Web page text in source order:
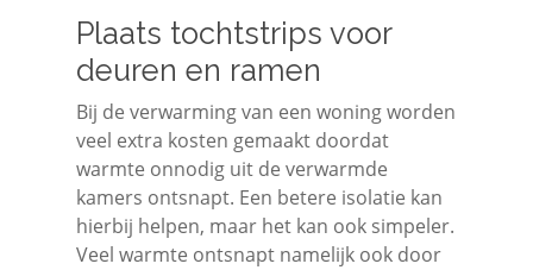
Plaats tochtstrips voor
deuren en ramen
Bij de verwarming van een woning worden
veel extra kosten gemaakt doordat
warmte onnodig uit de verwarmde
kamers ontsnapt. Een betere isolatie kan
hierbij helpen, maar het kan ook simpeler.
Veel warmte ontsnapt namelijk ook door